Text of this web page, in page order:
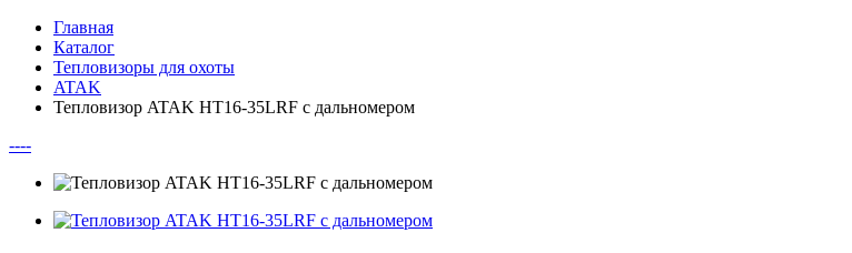
Главная
Каталог
Тепловизоры для охоты
ATAK
Тепловизор ATAK HT16-35LRF с дальномером
----